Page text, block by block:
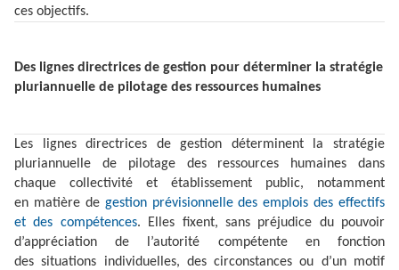
ces objectifs.
Des lignes directrices de gestion pour déterminer la stratégie
pluriannuelle de pilotage des ressources humaines
Les lignes directrices de gestion déterminent la stratégie
pluriannuelle de pilotage des ressources humaines dans
chaque collectivité et établissement public, notamment
en matière de gestion prévisionnelle des emplois des effectifs
et des compétences. Elles fixent, sans préjudice du pouvoir
d’appréciation de l’autorité compétente en fonction
des situations individuelles, des circonstances ou d’un motif